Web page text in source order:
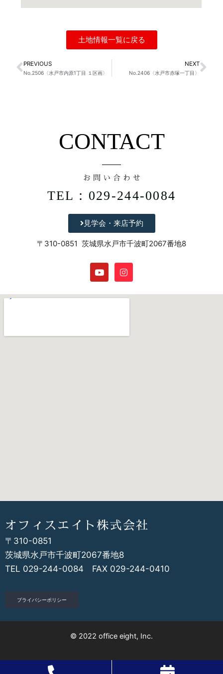
土地情報一覧に戻る
Prev
PREVIOUS
No.2506〈水戸市内原1丁目 １区画〉
NEXT
No.2406〈水戸市赤塚一丁目〉
CONTACT
お 問 い 合 わ せ
TEL：029-244-0084
見学会・来店予約
〒310-0851 茨城県水戸市千波町2067番地8
o
u
t
u
I
n
s
t
a
m
オフィスエイト株式会社
〒310-0851
茨城県水戸市千波町2067番地8
TEL 029-244-0084 FAX 029-244-0410
プライバシーポリシー
© 2022 office eight, Inc.